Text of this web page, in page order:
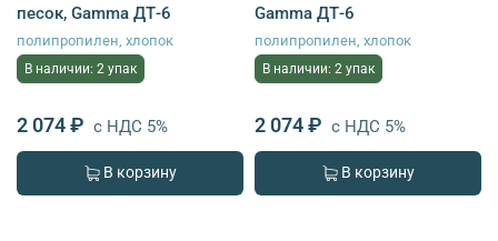
песок, Gamma ДТ-6
полипропилен, хлопок
В наличии: 2 упак
2 074 ₽ с НДС 5%
В корзину
Gamma ДТ-6
полипропилен, хлопок
В наличии: 2 упак
2 074 ₽ с НДС 5%
В корзину